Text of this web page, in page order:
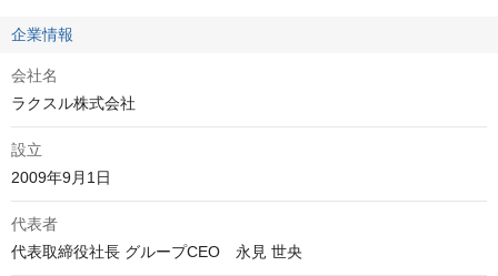
企業情報
会社名
ラクスル株式会社
設立
2009年9月1日
代表者
代表取締役社長 グループCEO　永見 世央